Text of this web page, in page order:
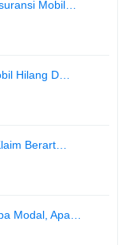
Mobil…
Hilang D…
Berart…
Modal, Apa…